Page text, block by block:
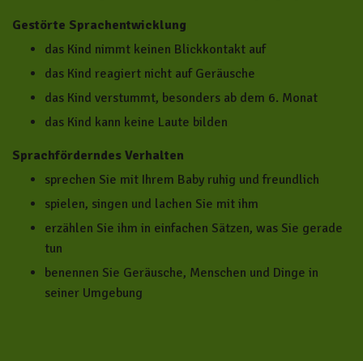
Gestörte Sprachentwicklung
das Kind nimmt keinen Blickkontakt auf
das Kind reagiert nicht auf Geräusche
das Kind verstummt, besonders ab dem 6. Monat
das Kind kann keine Laute bilden
Sprachförderndes Verhalten
sprechen Sie mit Ihrem Baby ruhig und freundlich
spielen, singen und lachen Sie mit ihm
erzählen Sie ihm in einfachen Sätzen, was Sie gerade
tun
benennen Sie Geräusche, Menschen und Dinge in
seiner Umgebung